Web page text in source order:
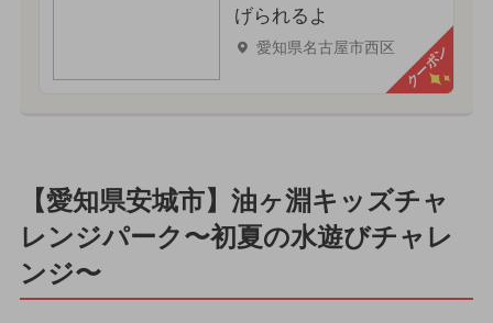
げられるよ
愛知県名古屋市西区 クーポン
【愛知県安城市】油ヶ淵キッズチャ
レンジパーク〜初夏の水遊びチャレ
ンジ〜